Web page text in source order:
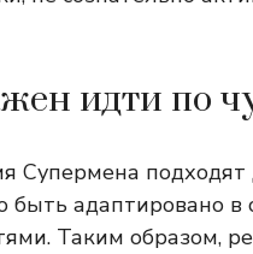
идти по
Супермена подходят
быть адаптировано в
Таким образом,